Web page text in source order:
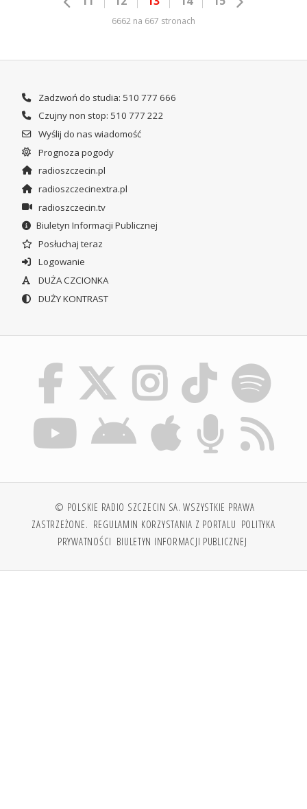
6662 na 667 stronach
Zadzwoń do studia: 510 777 666
Czujny non stop: 510 777 222
Wyślij do nas wiadomość
Prognoza pogody
radioszczecin.pl
radioszczecinextra.pl
radioszczecin.tv
Biuletyn Informacji Publicznej
Posłuchaj teraz
Logowanie
DUŻA CZCIONKA
DUŻY KONTRAST
© POLSKIE RADIO SZCZECIN SA. WSZYSTKIE PRAWA
ZASTRZEŻONE. REGULAMIN KORZYSTANIA Z PORTALU POLITYKA
PRYWATNOŚCI BIULETYN INFORMACJI PUBLICZNEJ